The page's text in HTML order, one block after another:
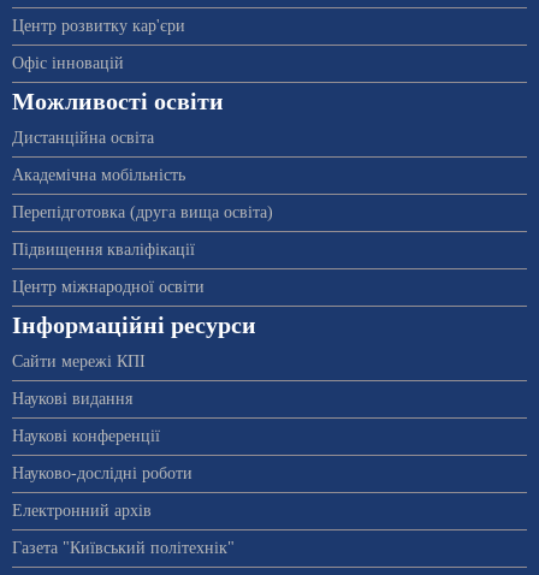
Центр розвитку кар'єри
Офіс інновацій
Можливості освіти
Дистанційна освіта
Академічна мобільність
Перепідготовка (друга вища освіта)
Підвищення кваліфікації
Центр міжнародної освіти
Інформаційні ресурси
Сайти мережі КПІ
Наукові видання
Наукові конференції
Науково-дослідні роботи
Електронний архів
Газета "Київський політехнік"